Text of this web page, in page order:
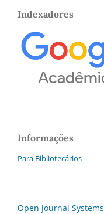
Indexadores
Informações
Para Bibliotecários
Open Journal Systems